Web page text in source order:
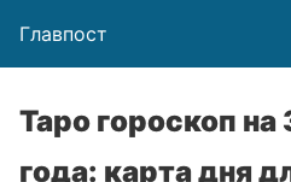
Главпост
Таро гороскоп
года: карта дня